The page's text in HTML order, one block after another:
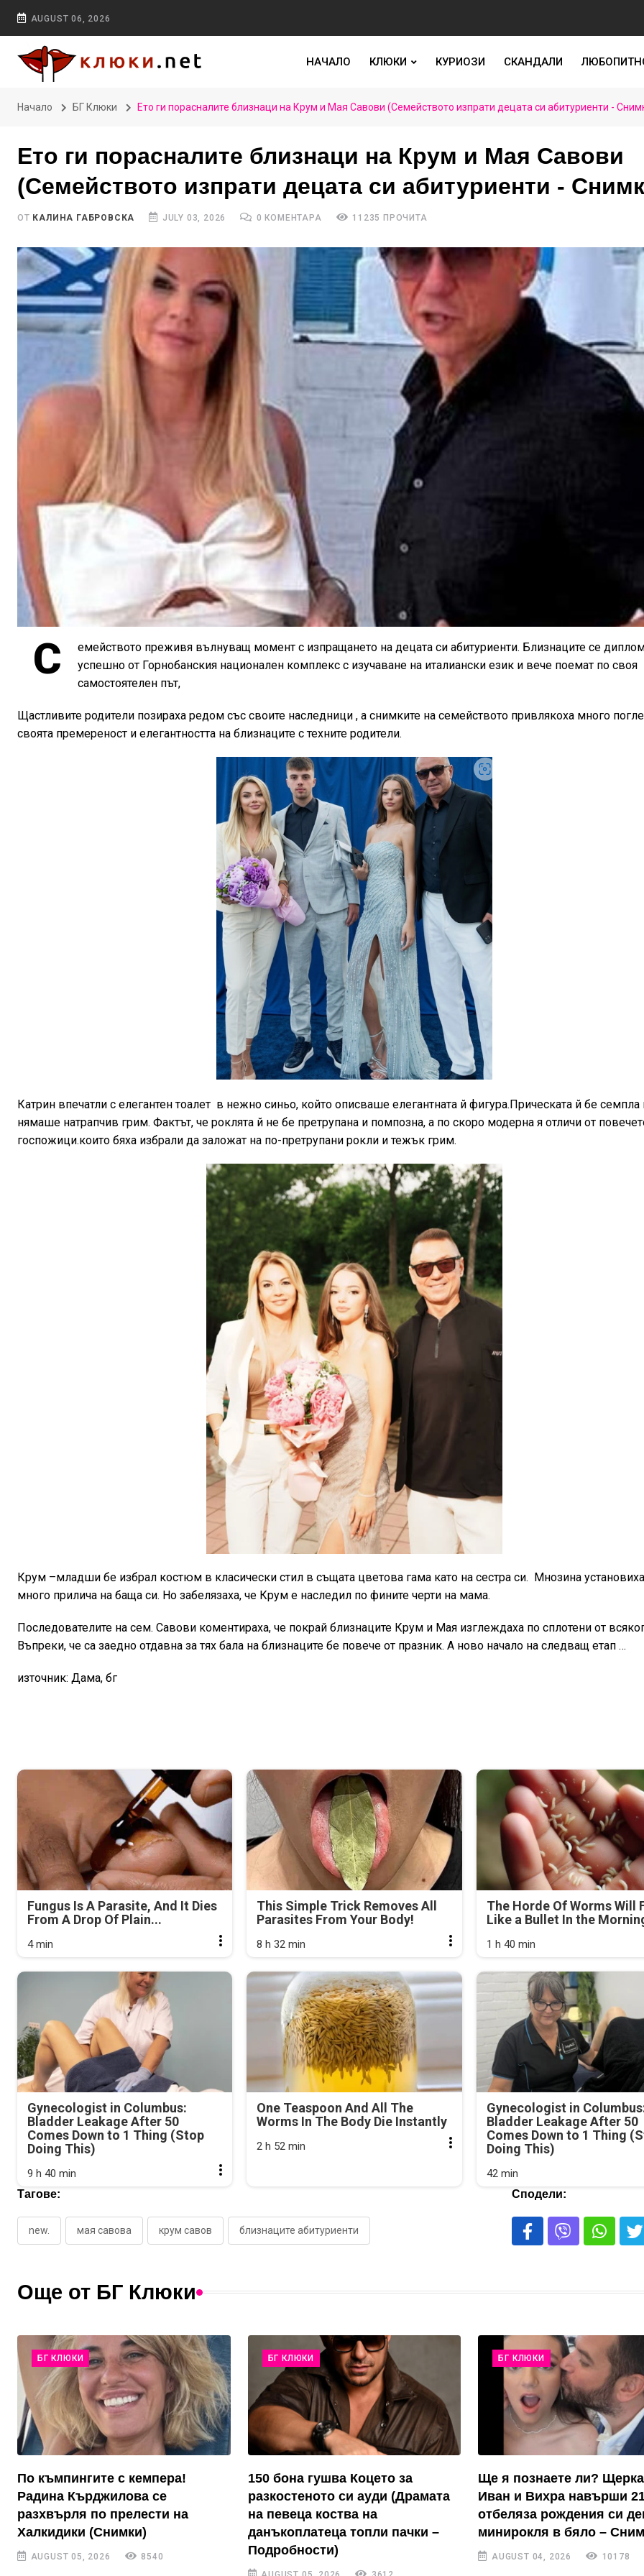
AUGUST 06, 2026
НАЧАЛО КЛЮКИ КУРИОЗИ СКАНДАЛИ
Начало БГ Клюки Ето ги порасналите близнаци на Крум и Мая Савови (Семейството изпрати децата си абитуриенти -
Ето ги порасналите близнаци на Крум и Мая Савови
(Семейството изпрати децата си абитуриенти -
ОТ КАЛИНА ГАБРОВСКА JULY 03, 2026 0 КОМЕНТАРА 11235 ПРОЧИТА
С
емейството преживя вълнуващ момент с изпращането на децата си абитуриенти. Близнаците се
успешно от Горнобанския национален комплекс с изучаване на италиански език и вече поемат по своя
самостоятелен път,
Щастливите родители позираха редом със своите наследници , а снимките на семейството привлякоха много
своята премереност и елегантността на близнаците с техните родители.
Катрин впечатли с елегантен тоалет в нежно синьо, който описваше елегантната й фигура.Прическата й бе семпла
нямаше натрапчив грим. Фактът, че роклята й не бе претрупана и помпозна, а по скоро модерна я отличи от
госпожици.които бяха избрали да заложат на по-претрупани рокли и тежък грим.
Крум –младши бе избрал костюм в класически стил в същата цветова гама като на сестра си. Мнозина
много прилича на баща си. Но забелязаха, че Крум е наследил по фините черти на мама.
Последователите на сем. Савови коментираха, че покрай близнаците Крум и Мая изглеждаха по сплотени от
Въпреки, че са заедно отдавна за тях бала на близнаците бе повече от празник. А ново начало на следващ етап …
източник: Дама, бг
Fungus Is A Parasite, And It Dies
From A Drop Of Plain...
4 min
This Simple Trick Removes All
Parasites From Your Body!
8 h 32 min
The Horde Of Worms Will
Like a Bullet In the
1 h 40 min
Gynecologist in Columbus:
Bladder Leakage After 50
Comes Down to 1 Thing (Stop
Doing This)
9 h 40 min
One Teaspoon And All The
Worms In The Body Die Instantly
2 h 52 min
Gynecologist in
Bladder Leakage After 50
Comes Down to 1 Thing
Doing This)
42 min
Тагове:
new. мая савова крум савов близнаците абитуриенти
Сподели:
Още от БГ Клюки
БГ КЛЮКИ
По къмпингите с кемпера!
Радина Кърджилова се
разхвърля по прелести на
Халкидики (Снимки)
AUGUST 05, 2026 8540
БГ КЛЮКИ
150 бона гушва Коцето за
разкостеното си ауди (Драмата
на певеца коства на
данъкоплатеца топли пачки –
Подробности)
БГ КЛЮКИ
Ще я познаете ли?
Иван и Вихра навърши
отбеляза рождения си
минирокля в бяло –
AUGUST 04, 2026 10178